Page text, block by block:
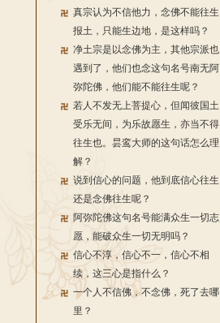
真宗认为不信他力，念佛不能往生
报土，只能生边地，是这样吗？
净土宗是以念佛为主，其他宗派也
遇到了，他们也念这句名号南无阿
弥陀佛，他们能不能往生呢？
若人不发无上菩提心，但闻彼国土
受乐无间，为乐故愿生，亦当不得
往生也。昙鸾大师的这句话怎么理
解？
说到信心的问题，他到底信心往生
还是念佛往生呢？
阿弥陀佛这句名号能满众生一切志
愿，能破众生一切无明吗？
信心不淳，信心不一，信心不相
续，这三心是指什么？
一个人不信佛，不念佛，死了去哪
里？